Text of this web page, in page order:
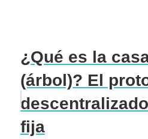
¿Qué es la
(árbol)? El
fija